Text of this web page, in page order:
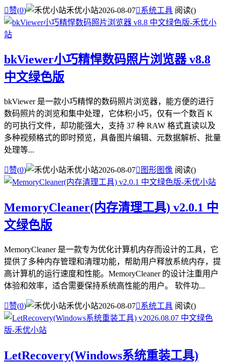
赞(0) 禾优小站2026-08-07系统工具 阅读()
bkViewer小巧精悍数码照片浏览器 v8.8
中文绿色版
bkViewer 是一款小巧精悍的数码照片浏览器，能方便的进行
数码照片的浏览和集中处理，它体积小巧，仅有一个数百 K
的可执行文件，却功能强大，支持 37 种 RAW 格式直读以及
多种视频格式的即时预览，具备图片编辑、元数据解析、批量
处理等...
赞(0) 禾优小站2026-08-07 图形图像 阅读()
MemoryCleaner(内存清理工具) v2.0.1 中
文绿色版
MemoryCleaner 是一款专为优化计算机内存而设计的工具，它
提供了多种内存管理和清理功能，帮助用户释放系统内存，提
高计算机的运行速度和性能。MemoryCleaner 的设计注重用户
体验和效率，适合需要保持系统高性能的用户。 软件功...
赞(0) 禾优小站2026-08-07系统工具 阅读()
LetRecovery(Windows系统重装工具)